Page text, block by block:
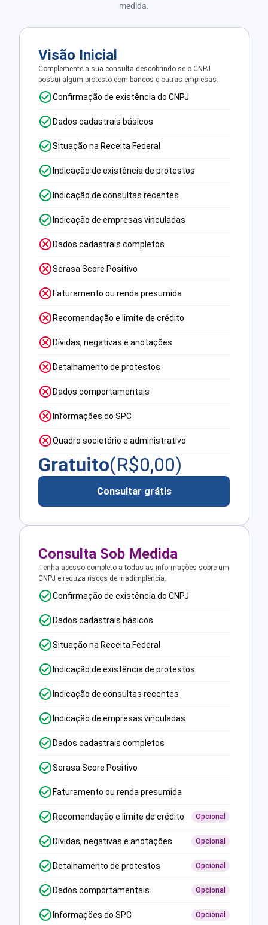
medida.
Visão Inicial
Complemente a sua consulta descobrindo se o CNPJ
possui algum protesto com bancos e outras empresas.
Confirmação de existência do CNPJ
Dados cadastrais básicos
Situação na Receita Federal
Indicação de existência de protestos
Indicação de consultas recentes
Indicação de empresas vinculadas
Dados cadastrais completos
Serasa Score Positivo
Faturamento ou renda presumida
Recomendação e limite de crédito
Dívidas, negativas e anotações
Detalhamento de protestos
Dados comportamentais
Informações do SPC
Quadro societário e administrativo
Gratuito(R$0,00)
Consultar grátis
Consulta Sob Medida
Tenha acesso completo a todas as informações sobre um
CNPJ e reduza riscos de inadimplência.
Confirmação de existência do CNPJ
Dados cadastrais básicos
Situação na Receita Federal
Indicação de existência de protestos
Indicação de consultas recentes
Indicação de empresas vinculadas
Dados cadastrais completos
Serasa Score Positivo
Faturamento ou renda presumida
Recomendação e limite de crédito Opcional
Dívidas, negativas e anotações Opcional
Detalhamento de protestos Opcional
Dados comportamentais Opcional
Informações do SPC Opcional